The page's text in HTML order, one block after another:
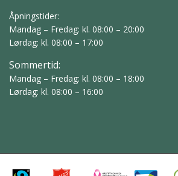
Åpningstider:
Mandag – Fredag: kl. 08:00 – 20:00
Lørdag: kl. 08:00 – 17:00
Sommertid:
Mandag – Fredag: kl. 08:00 – 18:00
Lørdag: kl. 08:00 – 16:00